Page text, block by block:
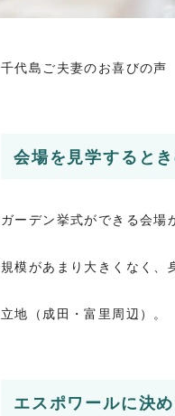
千代島ご夫妻のお喜びの声
会場を見学すると
ガーデン挙式ができる会場
規模があまり大きくなく、
立地（成田・富里周辺）。
エスポワールに決